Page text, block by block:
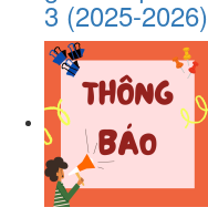
3 (2025-2026)